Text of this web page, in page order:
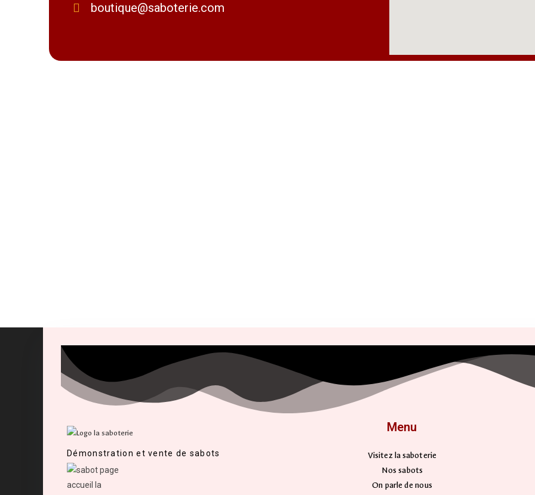
boutique@saboterie.com
Démonstration et vente de sabots
Menu
Visitez la saboterie
Nos sabots
On parle de nous